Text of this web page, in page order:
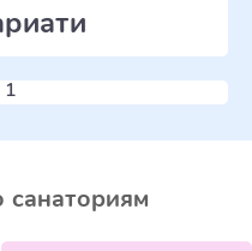
1